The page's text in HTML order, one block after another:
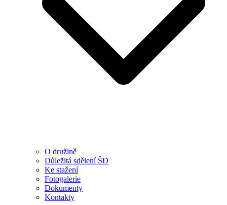
O družině
Důležitá sdělení ŠD
Ke stažení
Fotogalerie
Dokumenty
Kontakty